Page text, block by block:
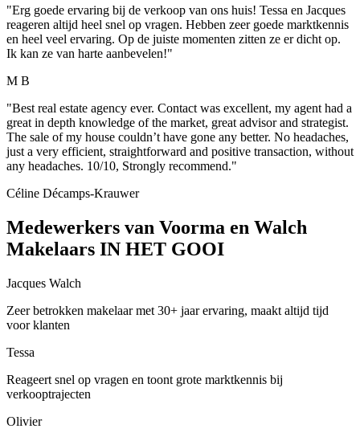
"Erg goede ervaring bij de verkoop van ons huis! Tessa en Jacques
reageren altijd heel snel op vragen. Hebben zeer goede marktkennis
en heel veel ervaring. Op de juiste momenten zitten ze er dicht op.
Ik kan ze van harte aanbevelen!"
M B
"Best real estate agency ever. Contact was excellent, my agent had a
great in depth knowledge of the market, great advisor and strategist.
The sale of my house couldn’t have gone any better. No headaches,
just a very efficient, straightforward and positive transaction, without
any headaches. 10/10, Strongly recommend."
Céline Décamps-Krauwer
Medewerkers van Voorma en Walch
Makelaars IN HET GOOI
Jacques Walch
Zeer betrokken makelaar met 30+ jaar ervaring, maakt altijd tijd
voor klanten
Tessa
Reageert snel op vragen en toont grote marktkennis bij
verkooptrajecten
Olivier